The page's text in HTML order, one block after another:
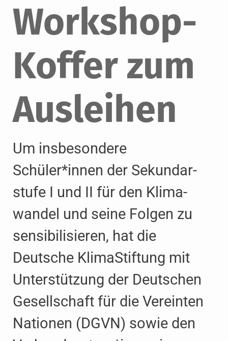
Workshop-
Koffer zum
Ausleihen
Um insbesondere
Schüler*innen der Sekundar­
stufe I und II für den Klima­
wandel und seine Folgen zu
sensibilisieren, hat die
Deutsche KlimaStiftung mit
Unterstützung der Deutschen
Gesellschaft für die Vereinten
Nationen (DGVN) sowie den